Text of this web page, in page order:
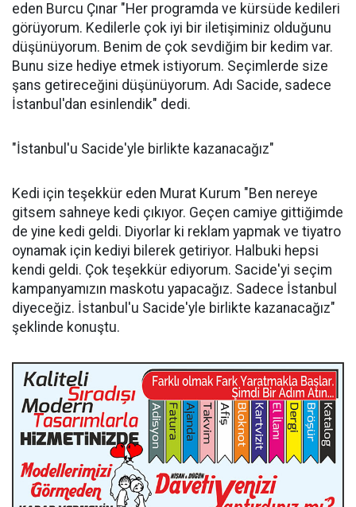
eden Burcu Çınar "Her programda ve kürsüde kedileri
görüyorum. Kedilerle çok iyi bir iletişiminiz olduğunu
düşünüyorum. Benim de çok sevdiğim bir kedim var.
Bunu size hediye etmek istiyorum. Seçimlerde size
şans getireceğini düşünüyorum. Adı Sacide, sadece
İstanbul'dan esinlendik" dedi.
"İstanbul'u Sacide'yle birlikte kazanacağız"
Kedi için teşekkür eden Murat Kurum "Ben nereye
gitsem sahneye kedi çıkıyor. Geçen camiye gittiğimde
de yine kedi geldi. Diyorlar ki reklam yapmak ve tiyatro
oynamak için kediyi bilerek getiriyor. Halbuki hepsi
kendi geldi. Çok teşekkür ediyorum. Sacide'yi seçim
kampanyamızın maskotu yapacağız. Sadece İstanbul
diyeceğiz. İstanbul'u Sacide'yle birlikte kazanacağız"
şeklinde konuştu.